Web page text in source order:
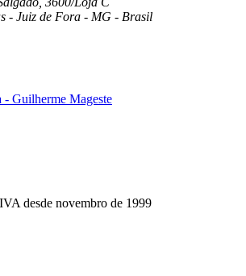
- Juiz de Fora - MG - Brasil
- Guilherme Mageste
desde novembro de 1999